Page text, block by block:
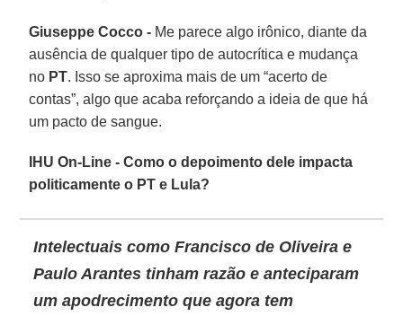
Giuseppe Cocco - Me parece algo irônico, diante da
ausência de qualquer tipo de autocrítica e mudança
no PT. Isso se aproxima mais de um “acerto de
contas”, algo que acaba reforçando a ideia de que há
um pacto de sangue.
IHU On-Line - Como o depoimento dele impacta
politicamente o PT e Lula?
Intelectuais como Francisco de Oliveira e
Paulo Arantes tinham razão e anteciparam
um apodrecimento que agora tem